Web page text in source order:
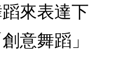
來表達下
意舞蹈」